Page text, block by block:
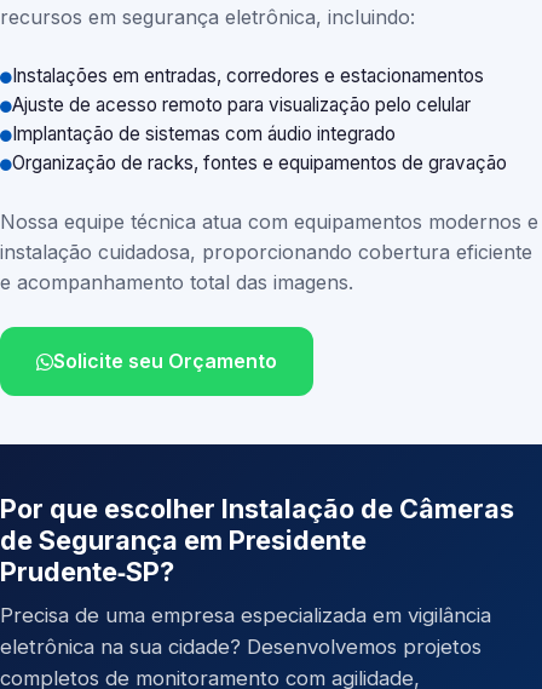
recursos em segurança eletrônica, incluindo:
Instalações em entradas, corredores e estacionamentos
Ajuste de acesso remoto para visualização pelo celular
Implantação de sistemas com áudio integrado
Organização de racks, fontes e equipamentos de gravação
Nossa equipe técnica atua com equipamentos modernos e
instalação cuidadosa, proporcionando cobertura eficiente
e acompanhamento total das imagens.
Solicite seu Orçamento
Por que escolher Instalação de Câmeras
de Segurança em Presidente
Prudente‑SP?
Precisa de uma empresa especializada em vigilância
eletrônica na sua cidade? Desenvolvemos projetos
completos de monitoramento com agilidade,